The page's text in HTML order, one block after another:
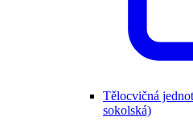
Tělocvičná
sokolská)